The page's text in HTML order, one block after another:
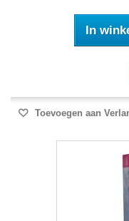
In
Toevoegen aan